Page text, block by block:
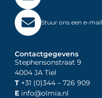
Stuur ons een e-mail
Contactgegevens
Stephensonstraat 9
4004 JA Tiel
T +31 (0)344 – 726 909
E info@olmia.nl